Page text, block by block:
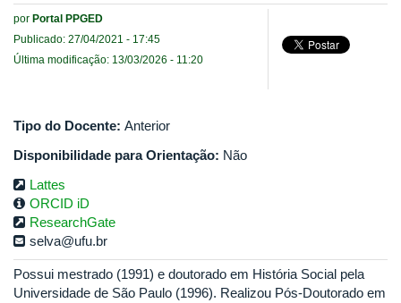
por Portal PPGED
Publicado: 27/04/2021 - 17:45
Última modificação: 13/03/2026 - 11:20
Tipo do Docente: Anterior
Disponibilidade para Orientação: Não
Lattes
ORCID iD
ResearchGate
selva@ufu.br
Possui mestrado (1991) e doutorado em História Social pela
Universidade de São Paulo (1996). Realizou Pós-Doutorado em